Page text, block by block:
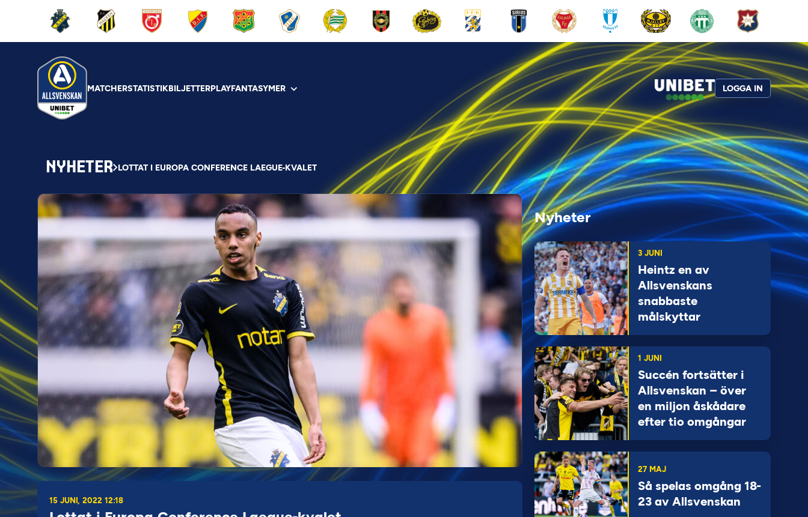
MATCHERSTATISTIKBILJETTERPLAYFANTASYMER LOGGA IN
NYHETER LOTTAT I EUROPA CONFERENCE LAEGUE-KVALET
15 JUNI, 2022 12:18
Nyheter
3 JUNI
Heintz en av
Allsvenskans
snabbaste
målskyttar
1 JUNI
Succén fortsätter i
Allsvenskan – över
en miljon åskådare
efter tio omgångar
27 MAJ
Så spelas omgång 18-
23 av Allsvenskan